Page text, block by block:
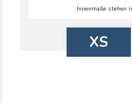
Innenmaße stehen
XS